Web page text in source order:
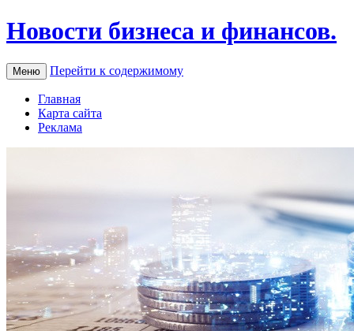
Новости бизнеса и финансов.
Меню Перейти к содержимому
Главная
Карта сайта
Реклама